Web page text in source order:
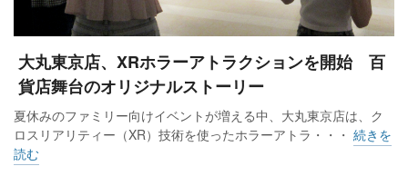
大丸東京店、XRホラーアトラクションを開始 百
貨店舞台のオリジナルストーリー
夏休みのファミリー向けイベントが増える中、大丸東京店は、ク
ロスリアリティー（XR）技術を使ったホラーアトラ・・・ 続きを
読む